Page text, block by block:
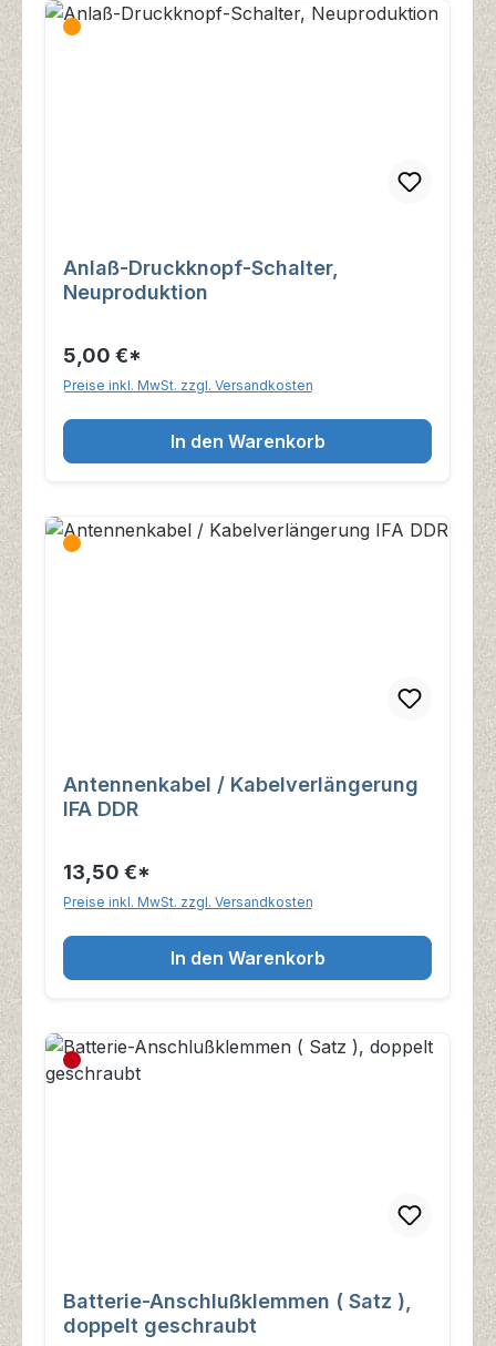
Anlaß-Druckknopf-Schalter,
Neuproduktion
5,00 €*
Preise inkl. MwSt. zzgl. Versandkosten
In den Warenkorb
Antennenkabel / Kabelverlängerung
IFA DDR
13,50 €*
Preise inkl. MwSt. zzgl. Versandkosten
In den Warenkorb
Batterie-Anschlußklemmen ( Satz ),
doppelt geschraubt